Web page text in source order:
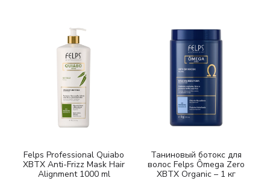
Felps Professional Quiabo
XBTX Anti-Frizz Mask Hair
Alignment 1000 ml
Таниновый ботокс для
волос Felps Ômega Zero
XBTX Organic – 1 кг